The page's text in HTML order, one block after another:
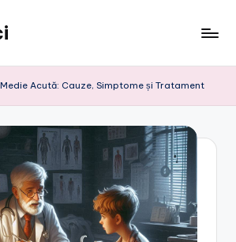
Acută: Cauze, Simptome și Tratament